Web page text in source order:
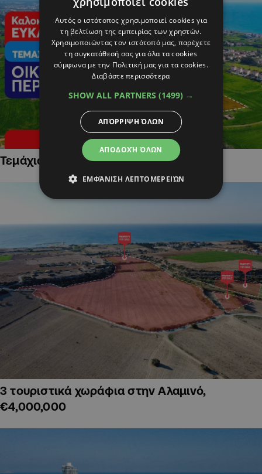
Τεμάχια Γης σε Οικιστικές Περιοχές
3 τουριστικά χωράφια στην Αλαμινό,
€4,000,000
Αυτός ο ιστότοπος χρησιμοποιεί cookies για
τη βελτίωση της εμπειρίας των χρηστών.
Χρησιμοποιώντας τον ιστότοπό μας, παρέχετε
τη συγκατάθεσή σας για όλα τα cookies
σύμφωνα με την Πολιτική μας για τα cookies.
Διαβάστε περισσότερα
SHOW ALL PARTNERS (1499) →
ΑΠΟΔΟΧΉ ΌΛΩΝ
ΑΠΌΡΡΙΨΗ ΌΛΩΝ
ΕΜΦΆΝΙΣΗ ΛΕΠΤΟΜΕΡΕΙΏΝ